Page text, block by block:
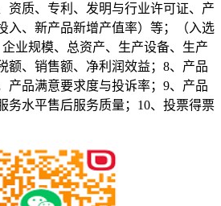
资质、专利、发明与行业许可证、产
入、新产品新增产值率）等；（入选
业规模、总资产、生产设备、生产
额、销售额、净利润效益；8、产品
产品满意要求度与投诉率；9、产品
务水平售后服务质量；10、投票得票